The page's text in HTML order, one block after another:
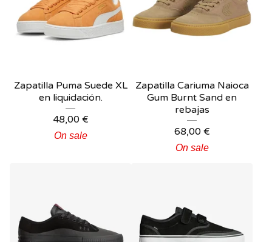
Zapatilla Puma Suede XL
en liquidación.
48,00 €
On sale
Zapatilla Cariuma Naioca
Gum Burnt Sand en
rebajas
68,00 €
On sale